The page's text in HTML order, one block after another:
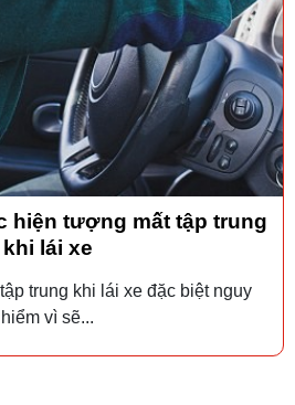
hiện tượng mất tập trung
khi lái xe
trung khi lái xe đặc biệt nguy
hiểm vì sẽ...